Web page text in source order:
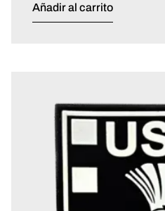
Añadir al carrito